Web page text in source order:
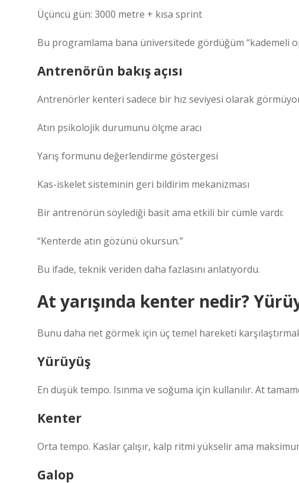
Üçüncü gün: 3000 metre + kısa sprint
Bu programlama bana üniversitede gördüğüm “kademeli
Antrenörün bakış açısı
Antrenörler kenteri sadece bir hız seviyesi olarak
Atın psikolojik durumunu ölçme aracı
Yarış formunu değerlendirme göstergesi
Kas-iskelet sisteminin geri bildirim mekanizması
Bir antrenörün söylediği basit ama etkili bir cümle vardı:
“Kenterde atın gözünü okursun.”
Bu ifade, teknik veriden daha fazlasını anlatıyordu.
At yarışında kenter nedir?
Bunu daha net görmek için üç temel hareketi
Yürüyüş
En düşük tempo. Isınma ve soğuma için kullanılır. At
Kenter
Orta tempo. Kaslar çalışır, kalp ritmi yükselir ama
Galop